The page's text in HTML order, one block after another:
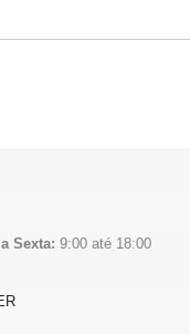
Sexta: 9:00 até 18:00